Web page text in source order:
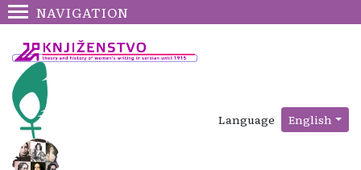
NAVIGATION
Language English